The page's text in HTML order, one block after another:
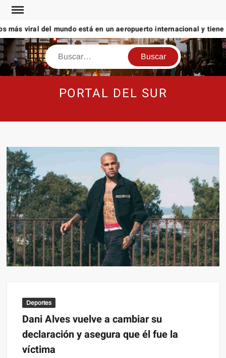
Saltar
contenidoviral del mundo está en un aeropuerto internacional y tiene
Buscar
PORTAL DEL SUR
Deportes
Dani Alves vuelve a cambiar su
declaración y asegura que él fue la
víctima